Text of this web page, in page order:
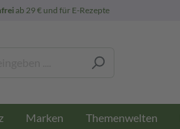
ab 29 € und für E-Rezepte
Marken Themenwelten